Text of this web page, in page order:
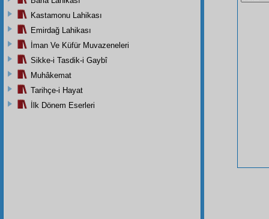
Kastamonu Lahikası
Emirdağ Lahikası
İman Ve Küfür Muvazeneleri
Sikke-i Tasdik-i Gaybî
Muhâkemat
Tarihçe-i Hayat
İlk Dönem Eserleri